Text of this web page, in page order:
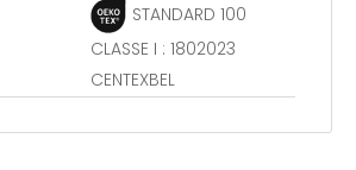
STANDARD 100
CLASSE I : 1802023
CENTEXBEL